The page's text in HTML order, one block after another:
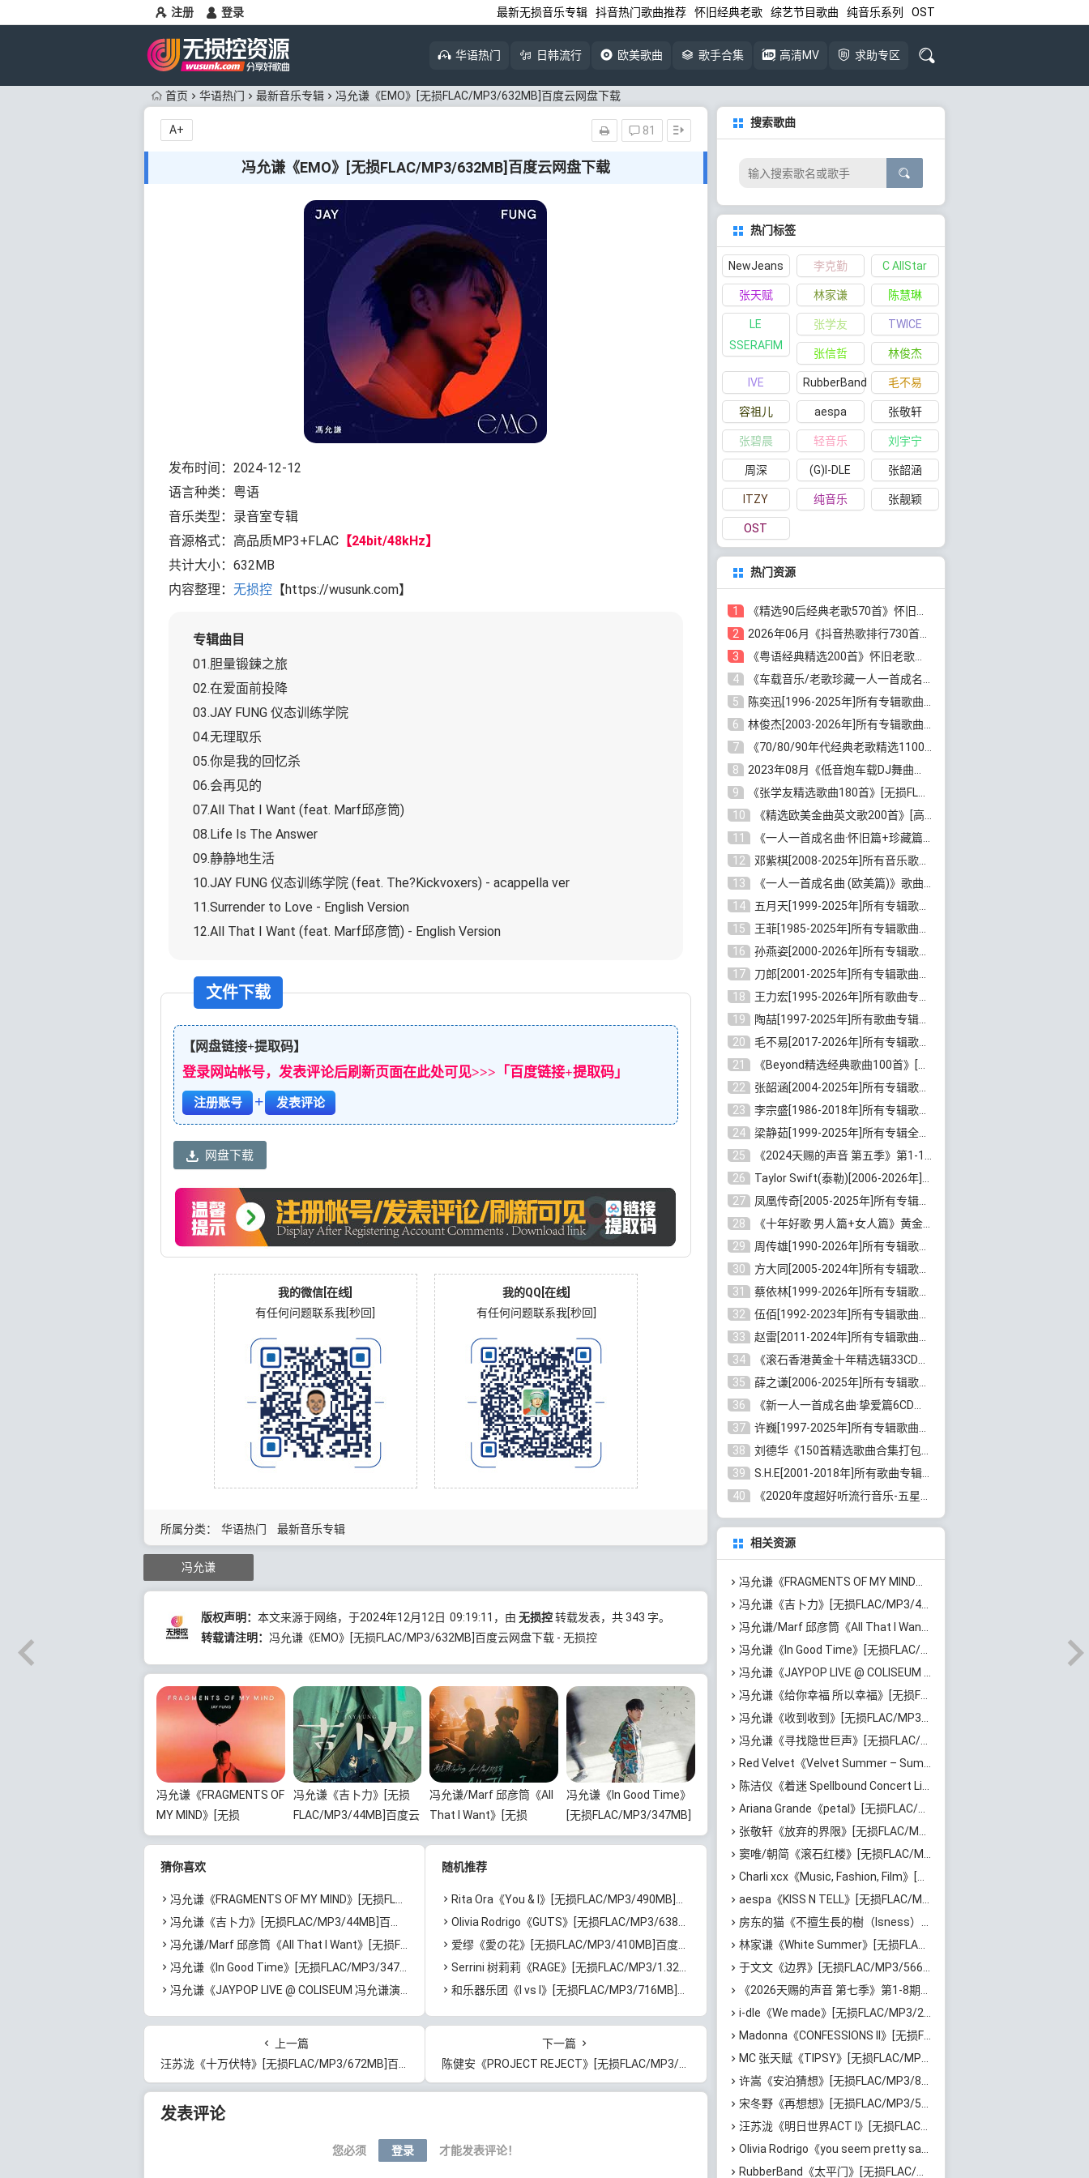
注册 登录 最新无损音乐专辑 抖音热门歌曲推荐 怀旧经典老歌 综艺节目歌曲 纯音乐系列 OST
华语热门 日韩流行 欧美歌曲 歌手合集 高清MV 求助专区
首页 华语热门 最新音乐专辑 冯允谦《EMO》[无损FLAC/MP3/632MB]百度云网盘下载
冯允谦《EMO》[无损FLAC/MP3/632MB]百度云网盘下载
81
A+
所属分类： 华语热门 最新音乐专辑
发布时间：2024-12-12
语言种类：粤语
音乐类型：录音室专辑
音源格式：高品质MP3+FLAC 【24bit/48kHz】
共计大小：632MB
内容整理： 无损控 【https://wusunk.com】
专辑曲目
01.胆量锻鍊之旅
02.在爱面前投降
03.JAY FUNG 仪态训练学院
04.无理取乐
05.你是我的回忆杀
06.会再见的
07.All That I Want (feat. Marf邱彦筒)
08.Life Is The Answer
09.静静地生活
10.JAY FUNG 仪态训练学院 (feat. The?Kickvoxers) - acappella ver
11.Surrender to Love - English Version
12.All That I Want (feat. Marf邱彦筒) - English Version
文件下载
【网盘链接+提取码】
登录网站帐号，发表评论后刷新页面在此处可见>>>「百度链接+提取码」
注册账号 + 发表评论
网盘下载
我的微信[在线]
有任何问题联系我[秒回]
我的QQ[在线]
有任何问题联系我[秒回]
冯允谦
版权声明： 本文来源于网络，于2024年12月12日 09:19:11 ，由 无损控转载发表，共 343 字。
转载请注明： 冯允谦《EMO》[无损FLAC/MP3/632MB]百度云网盘下载 - 无损控
冯允谦《FRAGMENTS OF
MY MIND》[无损
FLAC/MP3/340MB]百度
冯允谦《吉卜力》[无损
FLAC/MP3/44MB]百度云
网盘下载
冯允谦/Marf 邱彦筒《All
That I Want》[无损
FLAC/MP3/47MB]百度云
冯允谦《In Good Time》
[无损FLAC/MP3/347MB]
百度云网盘下载
猜你喜欢
冯允谦《FRAGMENTS OF MY MIND》[无损FLAC/MP3/340MB]百度云网盘下载
冯允谦《吉卜力》[无损FLAC/MP3/44MB]百度云网盘下载
冯允谦/Marf 邱彦筒《All That I Want》[无损FLAC/MP3/47MB]百度云网盘下载
冯允谦《In Good Time》[无损FLAC/MP3/347MB]百度云网盘下载
冯允谦《JAYPOP LIVE @ COLISEUM 冯允谦演唱会2023 (Live)》[无损FLAC/MP3/2.09GB]百度云网盘下载
随机推荐
Rita Ora《You & I》[无损FLAC/MP3/490MB]百度云网盘下载
Olivia Rodrigo《GUTS》[无损FLAC/MP3/638MB]百度云网盘下载
爱缪《愛の花》[无损FLAC/MP3/410MB]百度云网盘下载
Serrini 树莉莉《RAGE》[无损FLAC/MP3/1.32GB]百度云网盘下载
和乐器乐团《I vs I》[无损FLAC/MP3/716MB]百度云网盘下载
上一篇
汪苏泷《十万伏特》[无损FLAC/MP3/672MB]百度云网盘下载
下一篇
陈健安《PROJECT REJECT》[无损FLAC/MP3/331MB]百度云网盘下载
发表评论
您必须 登录 才能发表评论！
搜索歌曲
热门标签
NewJeans 李克勤 C AllStar
张天赋 林家谦 陈慧琳
LE
SSERAFIM
张学友 TWICE
张信哲 林俊杰
IVE RubberBand 毛不易
容祖儿 aespa 张敬轩
张碧晨 轻音乐 刘宇宁
周深 (G)I-DLE 张韶涵
ITZY 纯音乐 张靓颖
OST
热门资源
1
《精选90后经典老歌570首》怀旧歌曲合集[高品质MP3/320K/5.44GB]百度云网盘下载
2
2026年06月《抖音热歌排行730首》最火热门歌曲整理[高品质MP3/320K/5.35GB]百度云网盘下载
3
《粤语经典精选200首》怀旧老歌大全[无损FLAC/MP3/6.77GB]百度云网盘下载
4
《车载音乐/老歌珍藏一人一首成名曲12CD》[无损WAV分轨+MP3/6.79GB]百度云网盘下载
5
陈奕迅[1996-2025年]所有专辑歌曲合集[无损FLAC/MP3/48.18GB]百度云网盘下载
6
林俊杰[2003-2026年]所有专辑歌曲全集[无损FLAC/MP3/13.05GB]百度云网盘下载
7
《70/80/90年代经典老歌精选1100首》[高品质MP3/320K/10GB]百度云网盘下载
8
2023年08月《低音炮车载DJ舞曲排行360首》劲爆歌曲合集[高品质MP3/320K/2.86GB]百度云网盘下载
9
《张学友精选歌曲180首》[无损FLAC/MP3/6.26GB]百度云网盘下载
10
《精选欧美金曲英文歌200首》[高品质MP3/320K/1.81GB]百度云网盘下载
11
《一人一首成名曲·怀旧篇+珍藏篇4CD》[无损WAV/DTS+高品质MP3/6.88GB]百度云网盘下载
12
邓紫棋[2008-2025年]所有音乐歌曲合集[无损FLAC/MP3/8.99GB]百度云网盘下载
13
《一人一首成名曲 (欧美篇)》歌曲合集打包[无损WAV/MP3/6.13GB]百度云网盘下载
14
五月天[1999-2025年]所有专辑歌曲合集打包[无损FLAC/MP3/23.84GB]百度云网盘下载
15
王菲[1985-2025年]所有专辑歌曲合集[无损FLAC/WAV/APE分轨+MP3/23.06GB]百度云网盘下载
16
孙燕姿[2000-2026年]所有专辑歌曲合集[无损FLAC/MP3/9.73GB]百度云网盘下载
17
刀郎[2001-2025年]所有专辑歌曲合集打包[无损FLAC/MP3/8.91GB]百度云网盘下载
18
王力宏[1995-2026年]所有歌曲专辑合集[无损FLAC/MP3/14.41GB]百度云网盘下载
19
陶喆[1997-2025年]所有歌曲专辑合集[无损FLAC/MP3/7.75GB]百度云网盘下载
20
毛不易[2017-2026年]所有专辑歌曲合集[无损FLAC/MP3/5.72GB]百度云网盘下载
21
《Beyond精选经典歌曲100首》[无损FLAC/MP3/3.85GB]百度云网盘下载
22
张韶涵[2004-2025年]所有专辑歌曲合集 [无损MP3/FLAC/7.5GB]百度云网盘下载
23
李宗盛[1986-2018年]所有专辑歌曲合集打包[无损FLAC/MP3/8.82GB]百度云网盘下载
24
梁静茹[1999-2025年]所有专辑全部歌曲打包[无损FLAC/MP3/10.71GB]百度云网盘下载
25
《2024天赐的声音 第五季》第1-12期歌曲[无损FLAC/MP3]百度云网盘下载
26
Taylor Swift(泰勒)[2006-2026年]所有歌曲合集打包[无损FLAC/MP3/23.78GB]百度云网盘下载
27
凤凰传奇[2005-2025年]所有专辑歌曲合集[无损WAV/FLAC+MP3/11.62GB]百度云网盘下载
28
《十年好歌·男人篇+女人篇》黄金国语珍藏6CD[无损WAV/MP3/4.09GB]百度云网盘下载
29
周传雄[1990-2026年]所有专辑歌曲全集[无损FLAC/MP3/10GB]百度云网盘下载
30
方大同[2005-2024年]所有专辑歌曲合集[高品质MP3+无损FLAC/7.59GB]百度云网盘下载
31
蔡依林[1999-2026年]所有专辑歌曲合集[无损FLAC/MP3/23.32GB]百度云网盘下载
32
伍佰[1992-2023年]所有专辑歌曲合集[高品质MP3/320K/3.92GB]百度云网盘下载
33
赵雷[2011-2024年]所有专辑歌曲打包[无损FLAC/MP3/2.64GB]百度云网盘下载
34
《滚石香港黄金十年精选辑33CD》[无损APE/WAV分轨/13.6GB]百度云网盘下载
35
薛之谦[2006-2025年]所有专辑歌曲合集[无损FLAC/MP3/5.20GB]百度云网盘下载
36
《新一人一首成名曲·挚爱篇6CD》[无损MP3/DTS/WAV分轨/4.43GB]百度云网盘下载
37
许巍[1997-2025年]所有专辑歌曲合集打包[无损FLAC/MP3/7.48GB]百度云网盘下载
38
刘德华《150首精选歌曲合集打包》[无损FLAC/MP3/5.26GB]百度云网盘下载
39
S.H.E[2001-2018年]所有歌曲专辑打包[无损FLAC/MP3/16.05GB]百度云网盘下载
40
《2020年度超好听流行音乐-五星珍藏版10CD》[无损WAV/MP3/6.77GB]百度云网盘下载
相关资源
冯允谦《FRAGMENTS OF MY MIND》[无损FLAC/MP3/340MB]百度云网盘下载
冯允谦《吉卜力》[无损FLAC/MP3/44MB]百度云网盘下载
冯允谦/Marf 邱彦筒《All That I Want》[无损FLAC/MP3/47MB]百度云网盘下载
冯允谦《In Good Time》[无损FLAC/MP3/347MB]百度云网盘下载
冯允谦《JAYPOP LIVE @ COLISEUM 冯允谦演唱会2023 (Live)》[无损FLAC/MP3/2.09GB]百度云网盘下载
冯允谦《给你幸福 所以幸福》[无损FLAC/MP3/60MB]百度云网盘下载
冯允谦《收到收到》[无损FLAC/MP3/65MB]百度云网盘下载
冯允谦《寻找隐世巨声》[无损FLAC/MP3/50MB]百度云网盘下载
Red Velvet《Velvet Summer – Summer Mini Album》[无损FLAC/MP3/372MB]百度云网盘下载
陈洁仪《着迷 Spellbound Concert Live Recording: 10th Anniversary (Live)》[无损FLAC/MP3/671MB]百度云网盘下载
Ariana Grande《petal》[无损FLAC/MP3/544MB]百度云网盘下载
张敬轩《放弃的界限》[无损FLAC/MP3/54MB]百度云网盘下载
窦唯/朝简《滚石红楼》[无损FLAC/MP3/576MB]百度云网盘下载
Charli xcx《Music, Fashion, Film》[无损FLAC/MP3/639MB]百度云网盘下载
aespa《KISS N TELL》[无损FLAC/MP3/417MB]百度云网盘下载
房东的猫《不擅生長的樹（Isness）》[无损FLAC/MP3/252MB]百度云网盘下载
林家谦《White Summer》[无损FLAC/MP3/1.81GB]百度云网盘下载
于文文《边界》[无损FLAC/MP3/566MB]百度云网盘下载
《2026天赐的声音 第七季》第1-8期歌曲[无损FLAC/MP3]百度云网盘下载
i-dle《We made》[无损FLAC/MP3/205MB]百度云网盘下载
Madonna《CONFESSIONS II》[无损FLAC/MP3/1.15GB]百度云网盘下载
MC 张天赋《TIPSY》[无损FLAC/MP3/43MB]百度云网盘下载
许嵩《安泊猜想》[无损FLAC/MP3/801MB]百度云网盘下载
宋冬野《再想想》[无损FLAC/MP3/513MB]百度云网盘下载
汪苏泷《明日世界ACT I》[无损FLAC/MP3/861MB]百度云网盘下载
Olivia Rodrigo《you seem pretty sad for a girl so in love》[无损FLAC/MP3/745MB]百度云网盘下载
RubberBand《太平门》[无损FLAC/MP3/50MB]百度云网盘下载